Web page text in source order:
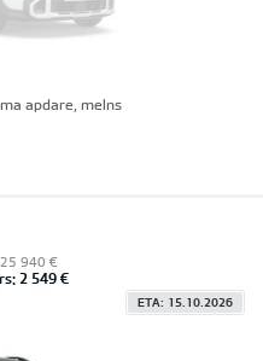
apdare, melns
25 940 €
2 549 €
ETA: 15.10.2026